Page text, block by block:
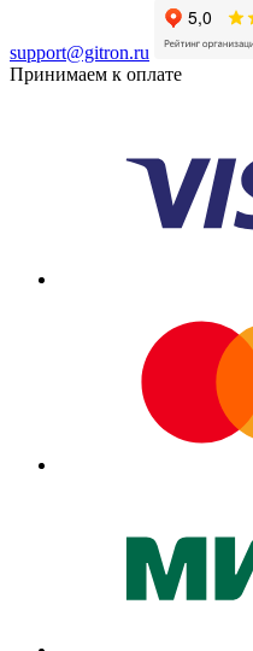
support@gitron.ru
Принимаем к оплате